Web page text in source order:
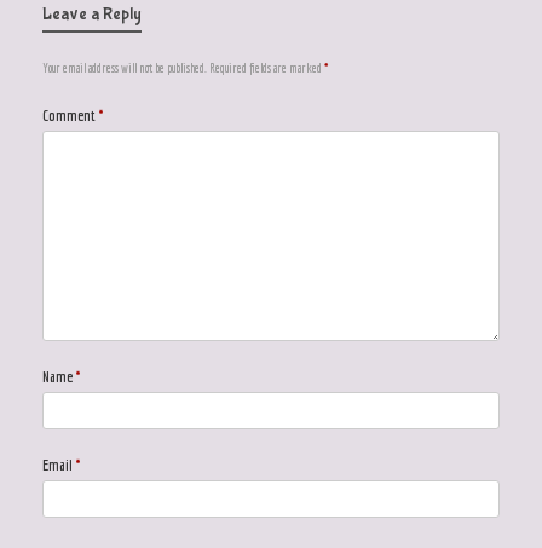
Leave a Reply
Your email address will not be published. Required fields are marked *
Comment *
Name *
Email *